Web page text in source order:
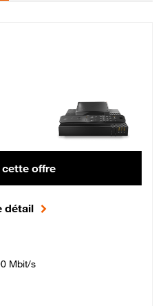
Lite Fibre
offre
détail
Mbit/s